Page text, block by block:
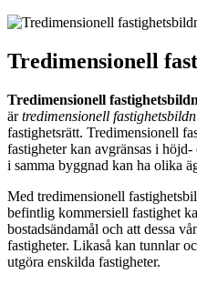
Tredimensionell
Tredimensionell
ärtredimensionell
fastighetsrätt. Tredimensionell
fastigheter kan avgränsas i
i samma byggnad kan ha olika
Med tredimensionell
befintlig kommersiell fastighet
bostadsändamål och att dessa
fastigheter. Likaså kan tunnlar
utgöra enskilda fastigheter.